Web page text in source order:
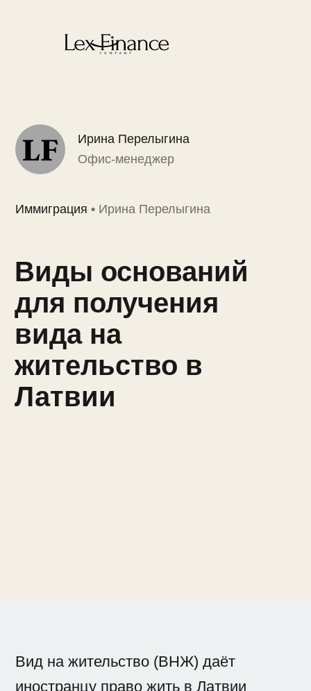
Ирина Перелыгина
Офис-менеджер
Иммиграция • Ирина Перелыгина
Виды оснований
для получения
вида на
жительство в
Латвии
Вид на жительство (ВНЖ) даёт
иностранцу право жить в Латвии